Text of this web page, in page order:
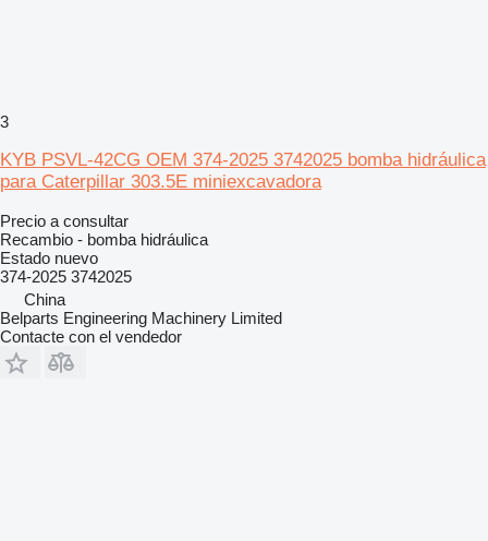
3
KYB PSVL-42CG OEM 374-2025 3742025 bomba hidráulica
para Caterpillar 303.5E miniexcavadora
Precio a consultar
Recambio - bomba hidráulica
Estado nuevo
374-2025 3742025
China
Belparts Engineering Machinery Limited
Contacte con el vendedor